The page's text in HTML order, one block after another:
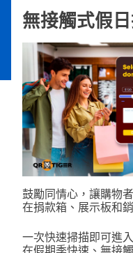
無接觸式假
鼓勵同情心，讓購物
在捐款箱、展示板和
一次快速掃描即可進